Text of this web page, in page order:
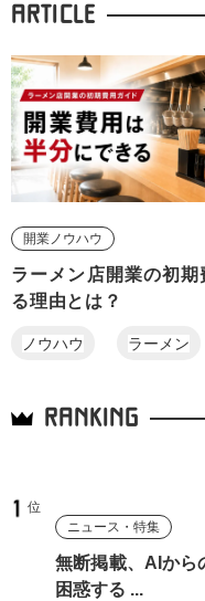
ARTICLE
開業ノウハウ
ラーメン店開業の初
る理由とは？
ノウハウ ラーメン
RANKING
ニュース・特集
無断掲載、AIか
困惑する ...